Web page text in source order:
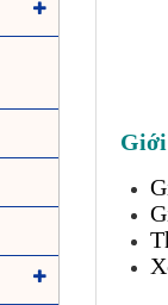
Giới